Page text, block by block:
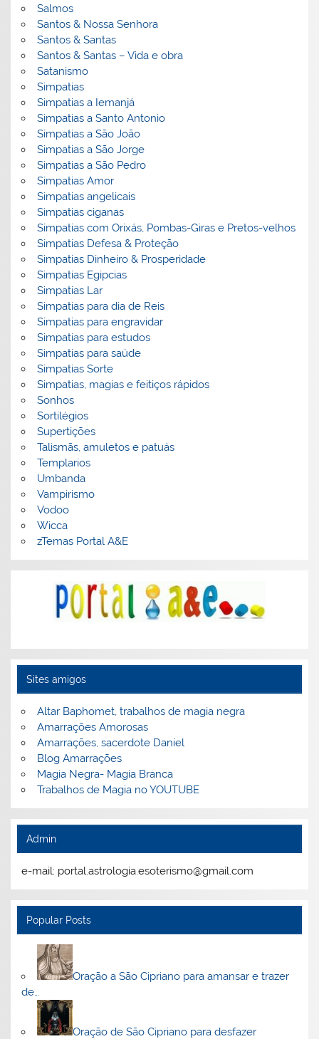
Salmos
Santos & Nossa Senhora
Santos & Santas
Santos & Santas – Vida e obra
Satanismo
Simpatias
Simpatias a Iemanjá
Simpatias a Santo Antonio
Simpatias a São João
Simpatias a São Jorge
Simpatias a São Pedro
Simpatias Amor
Simpatias angelicais
Simpatias ciganas
Simpatias com Orixás, Pombas-Giras e Pretos-velhos
Simpatias Defesa & Proteção
Simpatias Dinheiro & Prosperidade
Simpatias Egipcias
Simpatias Lar
Simpatias para dia de Reis
Simpatias para engravidar
Simpatias para estudos
Simpatias para saúde
Simpatias Sorte
Simpatias, magias e feitiços rápidos
Sonhos
Sortilégios
Supertições
Talismãs, amuletos e patuás
Templarios
Umbanda
Vampirismo
Vodoo
Wicca
zTemas Portal A&E
Sites amigos
Altar Baphomet, trabalhos de magia negra
Amarrações Amorosas
Amarrações, sacerdote Daniel
Blog Amarrações
Magia Negra- Magia Branca
Trabalhos de Magia no YOUTUBE
Admin
e-mail: portal.astrologia.esoterismo@gmail.com
Popular Posts
Oração a São Cipriano para amansar e trazer
de…
Oração de São Cipriano para desfazer